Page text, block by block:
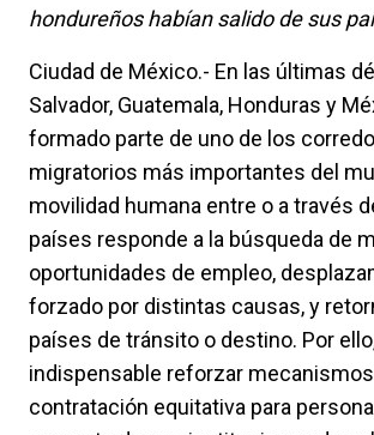
hondureños habían salido de sus
Ciudad de México.- En las últimas
Salvador, Guatemala, Honduras y
formado parte de uno de los
migratorios más importantes del
movilidad humana entre o a través
países responde a la búsqueda de
oportunidades de empleo,
forzado por distintas causas, y
países de tránsito o destino. Por
indispensable reforzar
contratación equitativa para